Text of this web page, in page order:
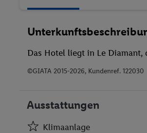
Das Hotel liegt in Le Diamant,
©GIATA 2015-2026, Kundenref. 122030
Ausstattungen
Klimaanlage